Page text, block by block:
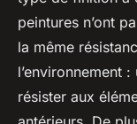
peintures n’ont
la même
l’environnement
résister aux